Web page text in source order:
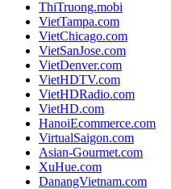
ThiTruong.mobi
VietTampa.com
VietChicago.com
VietSanJose.com
VietDenver.com
VietHDTV.com
VietHDRadio.com
VietHD.com
HanoiEcommerce.com
VirtualSaigon.com
Asian-Gourmet.com
XuHue.com
DanangVietnam.com